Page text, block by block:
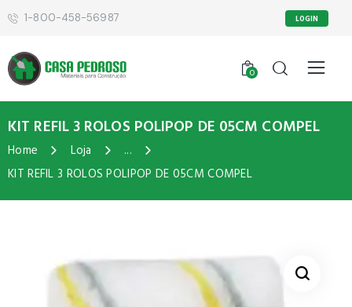
1-800-458-56987 LOGIN
0
KIT REFIL 3 ROLOS POLIPOP DE 05CM COMPEL
Home Loja
...
KIT REFIL 3 ROLOS POLIPOP DE 05CM COMPEL